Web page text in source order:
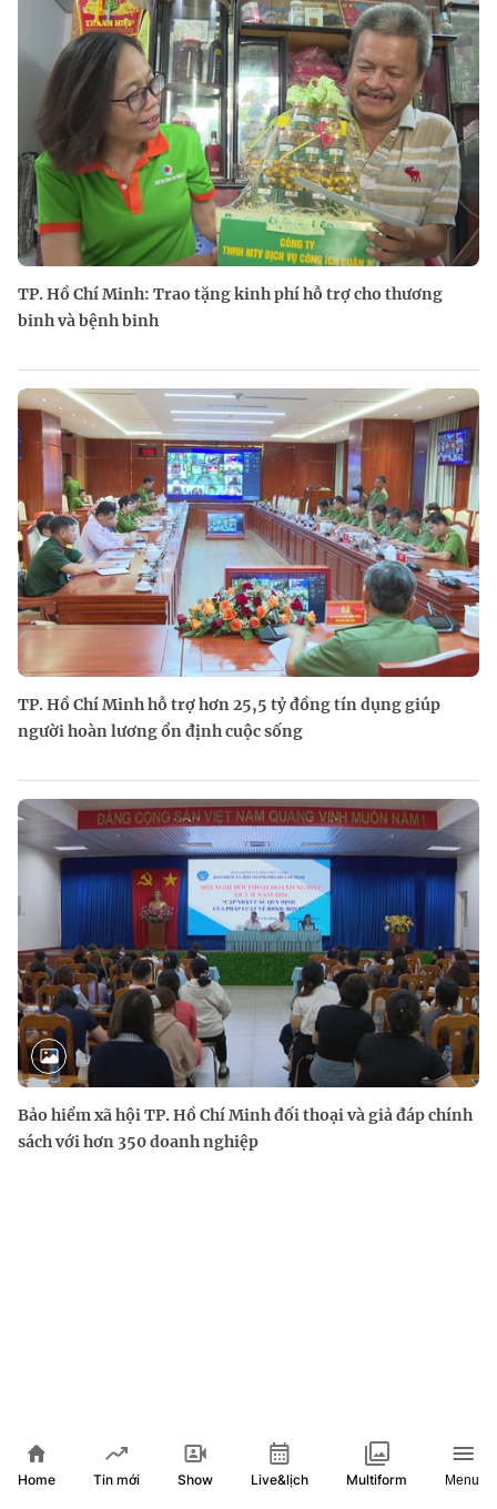
TP. Hồ Chí Minh: Trao tặng kinh phí hỗ trợ cho thương
binh và bệnh binh
TP. Hồ Chí Minh hỗ trợ hơn 25,5 tỷ đồng tín dụng giúp
người hoàn lương ổn định cuộc sống
Bảo hiểm xã hội TP. Hồ Chí Minh đối thoại và giả đáp chính
sách với hơn 350 doanh nghiệp
Home Tin mới Show Live&lịch Multiform Menu